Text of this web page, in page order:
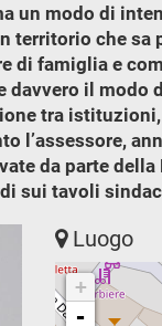
un modo di
territorio che sa
di famiglia e
davvero il modo
tra
l’assessore,
da parte della
sui tavoli
Luogo
+
-